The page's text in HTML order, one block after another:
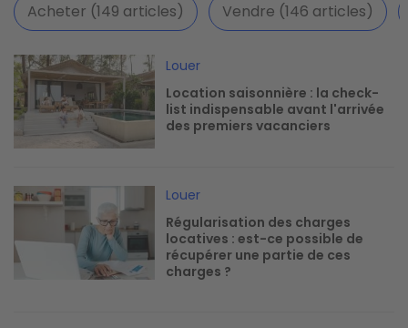
Acheter (149 articles) Vendre (146 articles)
Image
Louer
Location saisonnière : la check-
list indispensable avant l'arrivée
des premiers vacanciers
Image
Louer
Régularisation des charges
locatives : est-ce possible de
récupérer une partie de ces
charges ?